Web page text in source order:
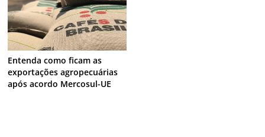
Entenda como ficam as
exportações agropecuárias
após acordo Mercosul-UE